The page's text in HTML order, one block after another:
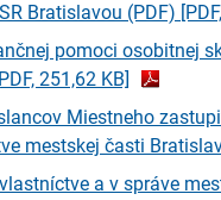
Bratislavou (PDF)
pomoci osobitnej
251,62 KB]
Miestneho
mestskej časti
a v správe